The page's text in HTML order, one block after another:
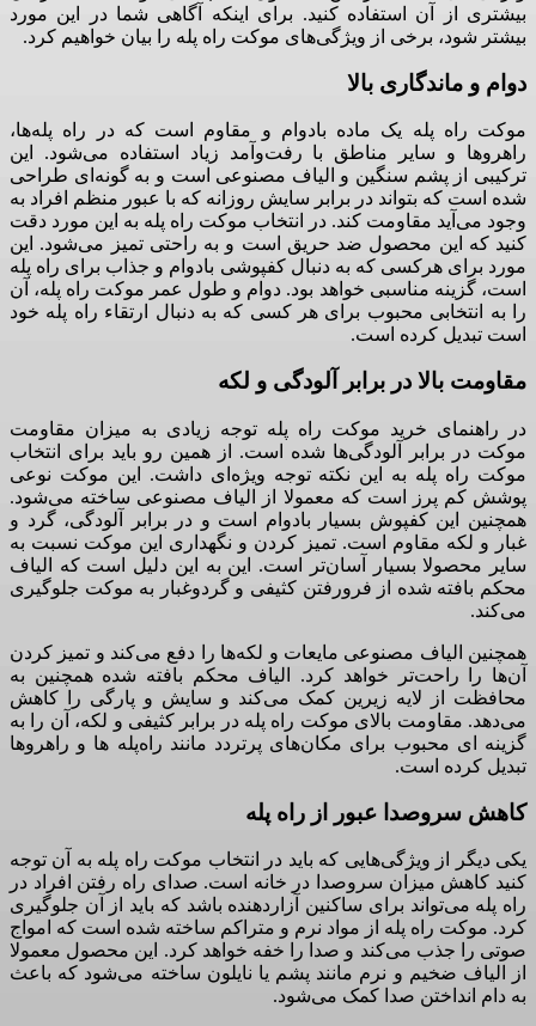
بیشتری از آن استفاده کنید. برای اینکه آگاهی شما در این مورد
بیشتر شود، برخی از ویژگی‌های موکت راه پله را بیان خواهیم کرد.
دوام و ماندگاری بالا
موکت راه پله یک ماده بادوام و مقاوم است که در راه پله‌ها،
راهروها و سایر مناطق با رفت‌وآمد زیاد استفاده می‌شود.
این
ترکیبی از پشم سنگین و الیاف مصنوعی است و به گونه‌ای طراحی
شده است که بتواند در برابر سایش روزانه که با عبور منظم افراد به
وجود می‌آید مقاومت کند. در انتخاب موکت راه پله به این مورد دقت
کنید که این محصول ضد حریق است و به راحتی تمیز می‌شود.
این
مورد برای هرکسی که به دنبال کفپوشی بادوام و جذاب برای راه پله
است، گزینه مناسبی خواهد بود. دوام و طول عمر موکت راه پله، آن
را به انتخابی محبوب برای هر کسی که به دنبال ارتقاء راه پله خود
است تبدیل کرده است.
مقاومت بالا در برابر آلودگی و لکه
در راهنمای خرید موکت راه پله توجه زیادی به میزان مقاومت
موکت در برابر آلودگی‌ها شده است.
از همین رو باید برای انتخاب
موکت راه پله به این نکته توجه ویژه‌ای داشت.
این موکت نوعی
پوشش کم پرز است که معمولا از الیاف مصنوعی ساخته می‌شود.
همچنین این کفپوش بسیار بادوام است و در برابر آلودگی، گرد و
غبار و لکه مقاوم است.تمیز کردن و نگهداری این موکت نسبت به
سایر محصولا بسیار آسان‌تر است.
این به این دلیل است که الیاف
محکم بافته شده از فرورفتن کثیفی و گرد‌و‌غبار به موکت جلوگیری
می‌کند.
همچنین الیاف مصنوعی مایعات و لکه‌ها را دفع می‌کند و تمیز کردن
آن‌ها را راحت‌تر خواهد کرد.
الیاف محکم بافته شده همچنین به
محافظت از لایه زیرین کمک می‌کند و سایش و پارگی را کاهش
می‌دهد. مقاومت بالای موکت راه پله در برابر کثیفی و لکه، آن را به
گزینه ای محبوب برای مکان‌های پرتردد مانند راه‌پله ها و راهروها
تبدیل کرده است.
کاهش سروصدا عبور از راه پله
یکی دیگر از ویژگی‌هایی که باید در انتخاب موکت راه پله به آن توجه
کنید کاهش میزان سروصدا در خانه است. صدای راه رفتن افراد در
راه پله می‌تواند برای ساکنین آزاردهنده باشد که باید از آن جلوگیری
کرد. موکت راه پله از مواد نرم و متراکم ساخته شده است که امواج
صوتی را جذب می‌کند و صدا را خفه خواهد کرد.
این محصول معمولا
از الیاف ضخیم و نرم مانند پشم یا نایلون ساخته می‌شود که باعث
به دام انداختن صدا کمک می‌شود.